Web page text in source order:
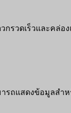
วดเร็วและคล่อ
ถแสดงข้อมูลส